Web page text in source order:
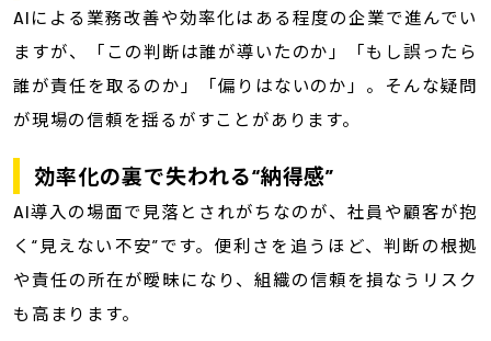
AIによる業務改善や効率化はある程度の企業で進んでい
ますが、「この判断は誰が導いたのか」「もし誤ったら
誰が責任を取るのか」「偏りはないのか」。そんな疑問
が現場の信頼を揺るがすことがあります。
効率化の裏で失われる“納得感”
AI導入の場面で見落とされがちなのが、社員や顧客が抱
く“見えない不安”です。便利さを追うほど、判断の根拠
や責任の所在が曖昧になり、組織の信頼を損なうリスク
も高まります。